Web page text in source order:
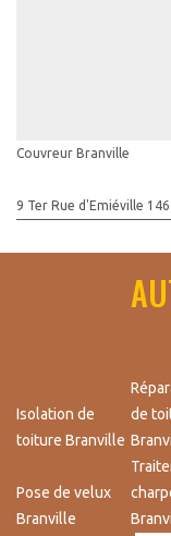
Couvreur Branville
9 Ter Rue d'Emiéville
Isolation de
toiture Branville
de
Pose de velux
Branville